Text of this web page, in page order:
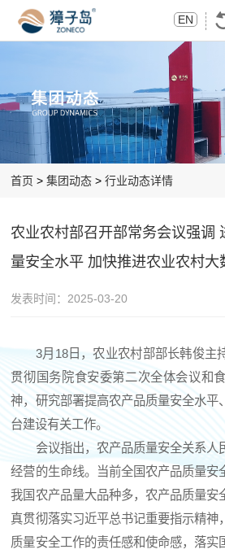
EN
獐
岛
岛
品
动
者
系
风
獐
岛
首页 >集团动态 >行业动态详情
农业农村部召开部常务会议强调
量安全水平 加快推进农业农村大
发表时间： 2025-03-20
3月18日，农业农村部部长韩俊主
贯彻国务院食安委第二次全体会议和
神，研究部署提高农产品质量安全水平
台建设有关工作。
会议指出，农产品质量安全关系人
经营的生命线。当前全国农产品质量安
我国农产品量大品种多，农产品质量安
真贯彻落实习近平总书记重要指示精神
质量安全工作的责任感和使命感，落实